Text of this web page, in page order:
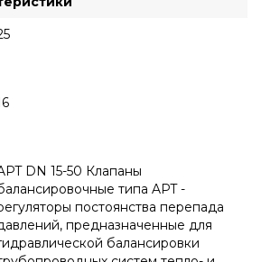
DN 15-50 Клапаны
типа APT -
постоянства перепада
предназначенные для
балансировки